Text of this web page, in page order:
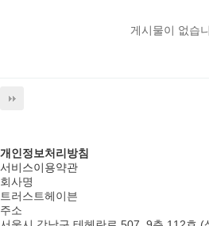
게시물이 없습
개인정보처리방침
서비스이용약관
회사명
트러스트헤이븐
주소